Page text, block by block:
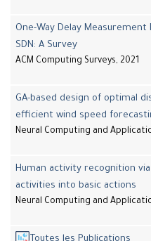
One-Way Delay
SDN: A Survey
ACM Computing Surveys, 2021
GA-based design of optimal
efficient wind speed
Neural Computing and
Human activity recognition
activities into basic actions
Neural Computing and